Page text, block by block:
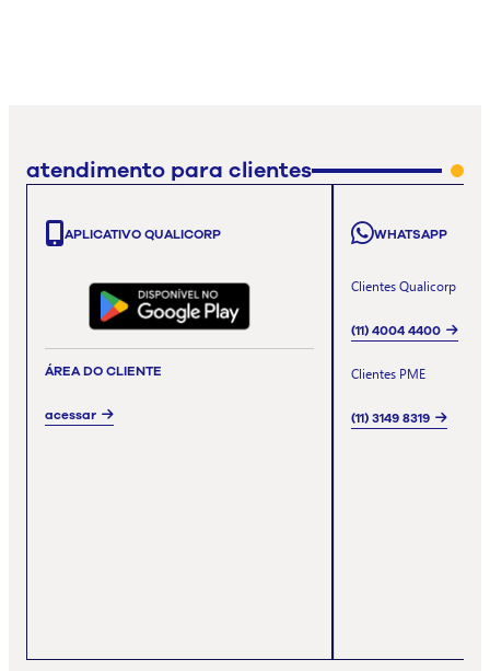
atendimento para clientes
APLICATIVO QUALICORP
ÁREA DO CLIENTE
acessar
WHATSAPP
Clientes Qualicorp
(11) 4004 4400
Clientes PME
(11) 3149 8319